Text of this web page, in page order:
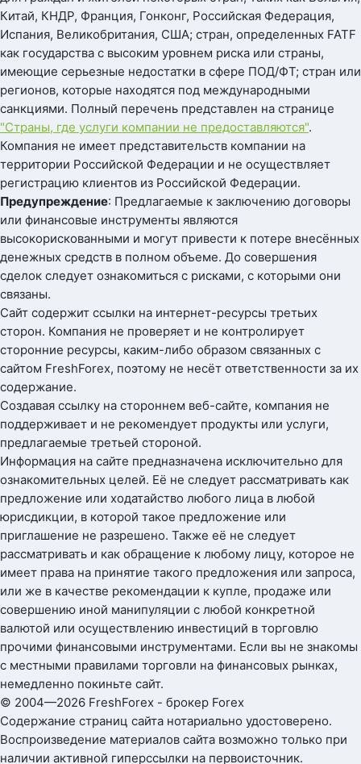
Китай, КНДР, Франция, Гонконг, Российская Федерация,
Испания, Великобритания, США; стран, определенных FATF
как государства с высоким уровнем риска или страны,
имеющие серьезные недостатки в сфере ПОД/ФТ; стран или
регионов, которые находятся под международными
санкциями. Полный перечень представлен на странице
"Страны, где услуги компании не предоставляются".
Компания не имеет представительств компании на
территории Российской Федерации и не осуществляет
регистрацию клиентов из Российской Федерации.
Предупреждение: Предлагаемые к заключению договоры
или финансовые инструменты являются
высокорискованными и могут привести к потере внесённых
денежных средств в полном объеме. До совершения
сделок следует ознакомиться с рисками, с которыми они
связаны.
Сайт содержит ссылки на интернет-ресурсы третьих
сторон. Компания не проверяет и не контролирует
сторонние ресурсы, каким-либо образом связанных с
сайтом FreshForex, поэтому не несёт ответственности за их
содержание.
Создавая ссылку на стороннем веб-сайте, компания не
поддерживает и не рекомендует продукты или услуги,
предлагаемые третьей стороной.
Информация на сайте предназначена исключительно для
ознакомительных целей. Её не следует рассматривать как
предложение или ходатайство любого лица в любой
юрисдикции, в которой такое предложение или
приглашение не разрешено. Также её не следует
рассматривать и как обращение к любому лицу, которое не
имеет права на принятие такого предложения или запроса,
или же в качестве рекомендации к купле, продаже или
совершению иной манипуляции с любой конкретной
валютой или осуществлению инвестиций в торговлю
прочими финансовыми инструментами. Если вы не знакомы
с местными правилами торговли на финансовых рынках,
немедленно покиньте сайт.
© 2004—2026 FreshForex - брокер Forex
Содержание страниц сайта нотариально удостоверено.
Воспроизведение материалов сайта возможно только при
наличии активной гиперссылки на первоисточник.